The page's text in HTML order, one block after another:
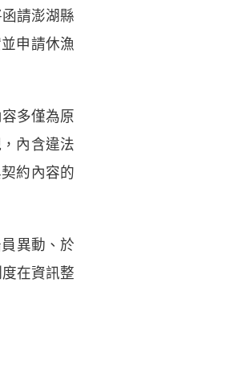
請澎湖縣
申請休漁
多僅為原
內含違法
約內容的
異動、於
在資訊整